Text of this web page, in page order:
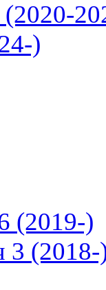
)
(2019-)
3 (2018-